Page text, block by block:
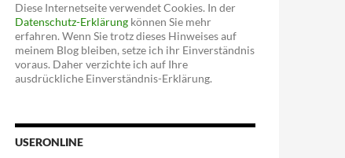
Diese Internetseite verwendet Cookies. In der
Datenschutz-Erklärung können Sie mehr
erfahren. Wenn Sie trotz dieses Hinweises auf
meinem Blog bleiben, setze ich ihr Einverständnis
voraus. Daher verzichte ich auf Ihre
ausdrückliche Einverständnis-Erklärung.
USERONLINE